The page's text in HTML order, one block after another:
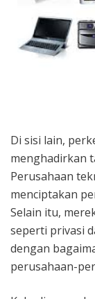
Di sisi lain,
menghadirkan
Perusahaan
menciptakan
Selain itu,
seperti privasi
dengan
perusahaan-